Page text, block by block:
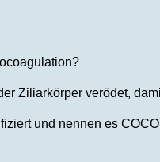
Ziliarkörper verödet,
und nennen es